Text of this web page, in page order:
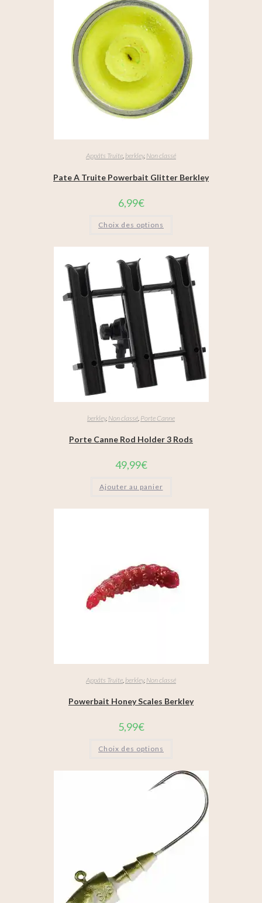
Appâts Truite,berkley, Non classé
Pate A Truite Powerbait Glitter Berkley
6,99€
Choix des options
berkley, Non classé Porte Canne
Porte Canne Rod Holder 3 Rods
49,99€
Ajouter au panier
Appâts Truite berkley, Non classé
Powerbait Honey Scales Berkley
5,99€
Choix des options